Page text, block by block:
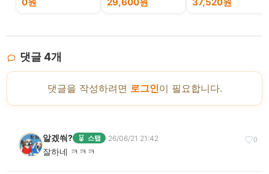
0원 29,600원 37,520원
댓글4개
댓글을 작성하려면 로그인이 필요합니다.
♡0
알겠쒀? 스탭 ·26/06/21 21:42
잘하네 ㅋㅋㅋ